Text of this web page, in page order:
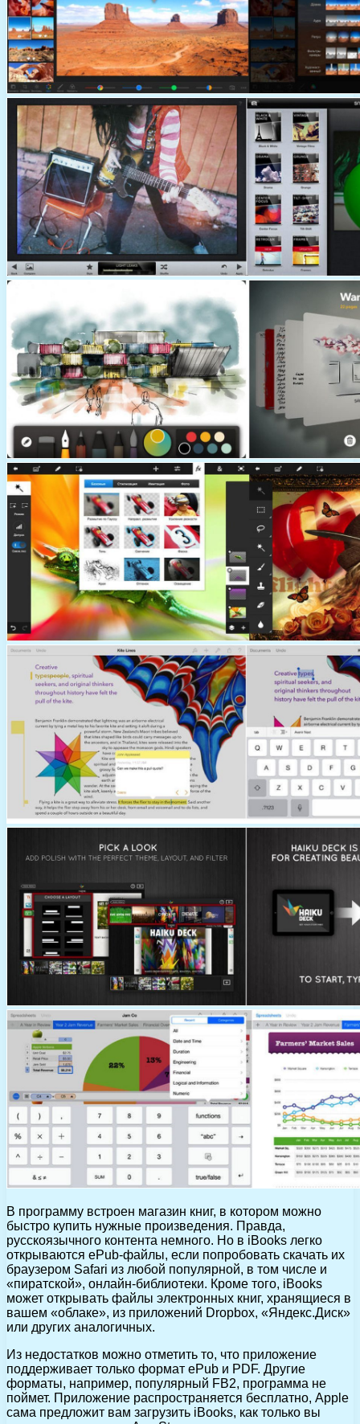
В программу встроен магазин книг, в котором можно
быстро купить нужные произведения. Правда,
русскоязычного контента немного. Но в iBooks легко
открываются ePub-файлы, если попробовать скачать их
браузером Safari из любой популярной, в том числе и
«пиратской», онлайн-библиотеки. Кроме того, iBooks
может открывать файлы электронных книг, хранящиеся в
вашем «облаке», из приложений Dropbox, «Яндекс.Диск»
или других аналогичных.
Из недостатков можно отметить то, что приложение
поддерживает только формат ePub и PDF. Другие
форматы, например, популярный FB2, программа не
поймет. Приложение распространяется бесплатно, Apple
сама предложит вам загрузить iBooks, как только вы